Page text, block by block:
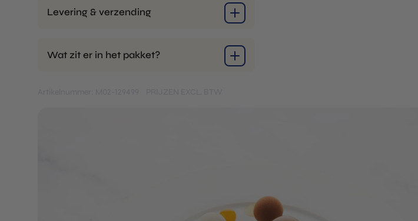
Levering & verzending
Wat zit er in het pakket?